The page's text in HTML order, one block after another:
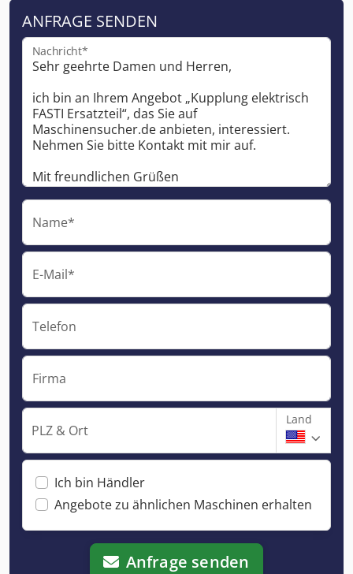
ANFRAGE SENDEN
Nachricht*
Name*
E-Mail*
Telefon
Firma
PLZ & Ort
Land
Ich bin Händler
Angebote zu ähnlichen Maschinen erhalten
Anfrage senden